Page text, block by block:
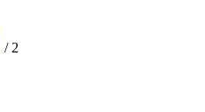
/ 2